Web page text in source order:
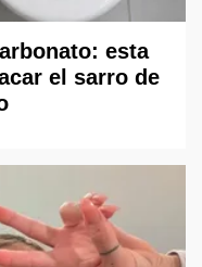
esta
el sarro de